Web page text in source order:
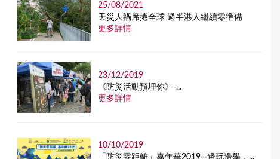
25/08/2021
天災人禍席捲全球 過半港人繼續零準備
更多詳情
23/12/2019
《防災活動預埋你》-...
更多詳情
10/10/2019